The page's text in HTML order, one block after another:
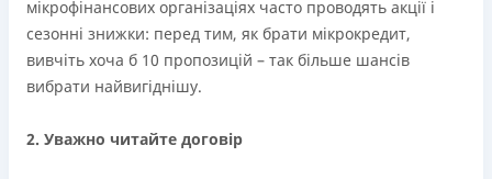
мікрофінансових організаціях часто проводять акції і
сезонні знижки: перед тим, як брати мікрокредит,
вивчіть хоча б 10 пропозицій – так більше шансів
вибрати найвигіднішу.
2. Уважно читайте договір